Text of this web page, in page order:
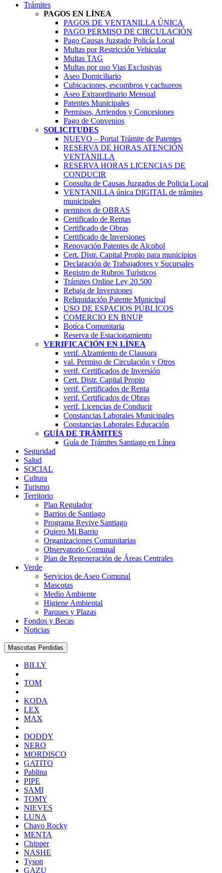
Trámites
PAGOS EN LÍNEA
PAGOS DE VENTANILLA ÚNICA
PAGO PERMISO DE CIRCULACIÓN
Pago Causas Juzgado Policía Local
Multas por Restricción Vehicular
Multas TAG
Multas por uso Vias Exclusivas
Aseo Domiciliario
Cubicaciones, escombros y cachureos
Aseo Extraordinario Mensual
Patentes Municipales
Permisos, Arriendos y Concesiones
Pago de Convenios
SOLICITUDES
NUEVO – Portal Trámite de Patentes
RESERVA DE HORAS ATENCIÓN
VENTANILLA
RESERVA HORAS LICENCIAS DE
CONDUCIR
Consulta de Causas Juzgados de Policia Local
VENTANILLA única DIGITAL de trámites
municipales
permisos de OBRAS
Certificado de Rentas
Certificado de Obras
Certificado de Inversiones
Renovación Patentes de Alcohol
Cert. Distr. Capital Propio para municipios
Declaración de Trabajadores y Sucursales
Registro de Rubros Turí­sticos
Trámites Online Ley 20.500
Rebaja de Inversiones
Reliquidación Patente Municipal
USO DE ESPACIOS PÚBLICOS
COMERCIO EN BNUP
Botíca Comunitaria
Reserva de Estacionamiento
VERIFICACIÓN EN LÍNEA
verif. Alzamiento de Clausura
val. Permiso de Circulación y Otros
verif. Certificados de Inversión
Cert. Distr. Capital Propio
verif. Certificados de Renta
verif. Certificados de Obras
verif. Licencias de Conducir
Constancias Laborales Municipales
Constancias Laborales Educación
GUÍA DE TRÁMITES
Guía de Trámites Santiago en Línea
Seguridad
Salud
SOCIAL
Cultura
Turismo
Territorio
Plan Regulador
Barrios de Santiago
Programa Revive Santiago
Quiero Mi Barrio
Organizaciones Comunitarias
Observatorio Comunal
Plan de Regeneración de Áreas Centrales
Verde
Servicios de Aseo Comunal
Mascotas
Medio Ambiente
Higiene Ambiental
Parques y Plazas
Fondos y Becas
Noticias
Mascotas Perdidas
BILLY
TOM
KODA
LEX
MAX
DODDY
NERO
MORDISCO
GATITO
Pablina
PIPE
SAMI
TOMY
NIEVES
LUNA
Chavo Rocky
MENTA
Chipper
NASHE
Tyson
GAZU